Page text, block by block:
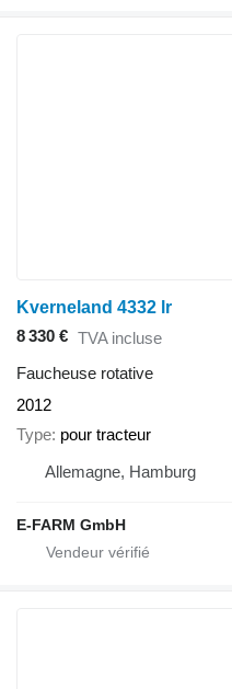
Kverneland 4332 lr
8 330 € TVA incluse
Faucheuse rotative
2012
Type pour tracteur
Allemagne, Hamburg
E-FARM GmbH